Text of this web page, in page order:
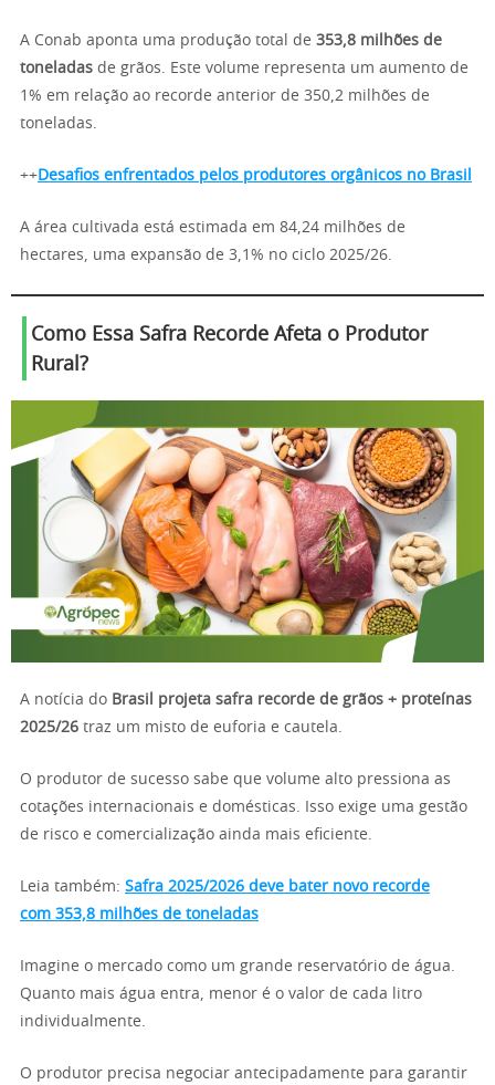
A Conab aponta uma produção total de 353,8 milhões de
toneladas de grãos. Este volume representa um aumento de
1% em relação ao recorde anterior de 350,2 milhões de
toneladas.
++ Desafios enfrentados pelos produtores orgânicos no Brasil
A área cultivada está estimada em 84,24 milhões de
hectares, uma expansão de 3,1% no ciclo 2025/26.
Como Essa Safra Recorde Afeta o Produtor
Rural?
A notícia do Brasil projeta safra recorde de grãos + proteínas
2025/26 traz um misto de euforia e cautela.
O produtor de sucesso sabe que volume alto pressiona as
cotações internacionais e domésticas. Isso exige uma gestão
de risco e comercialização ainda mais eficiente.
Leia também: Safra 2025/2026 deve bater novo recorde
com 353,8 milhões de toneladas
Imagine o mercado como um grande reservatório de água.
Quanto mais água entra, menor é o valor de cada litro
individualmente.
O produtor precisa negociar antecipadamente para garantir